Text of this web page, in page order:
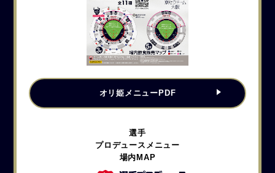
オリ姫 メニューPDF
選手
プロデュースメニュー
場内MAP